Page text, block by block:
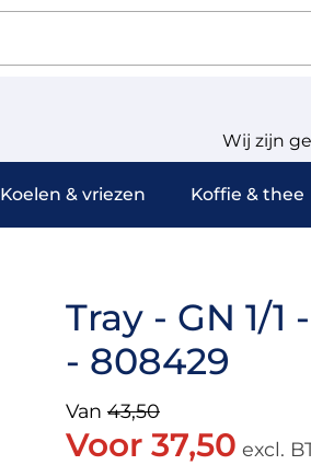
Wij zijn
Koelen & vriezen Koffie & thee
Tray - GN 1/1
- 808429
Van 43,50
Voor 37,50 excl.